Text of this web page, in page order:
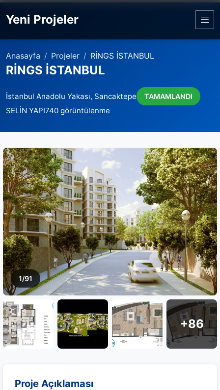
Yeni Projeler
Anasayfa Projeler RİNGS İSTANBUL
RİNGS İSTANBUL
İstanbul Anadolu Yakası, Sancaktepe TAMAMLANDI
SELİN YAPI740 görüntülenme
1/91
+86
Proje Açıklaması